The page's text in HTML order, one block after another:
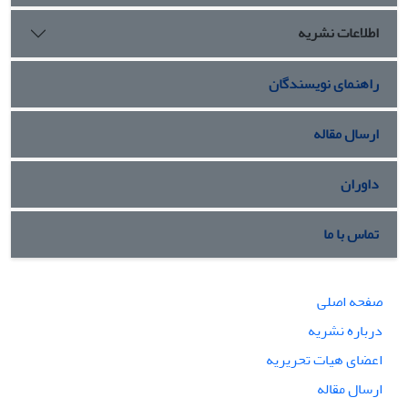
دموکراتیک می داند. این پژوهش عنصر آزادی بعنوان یکی از پایه
های حاکمیت سیاسی را در آثار این اندیشمندان با ادبیاتی متفاوت
ولی نگاهی نسبتاّّ مشترک
اطلاعات نشریه
راهنمای نویسندگان
ارسال مقاله
داوران
تماس با ما
صفحه اصلی
درباره نشریه
اعضای هیات تحریریه
ارسال مقاله